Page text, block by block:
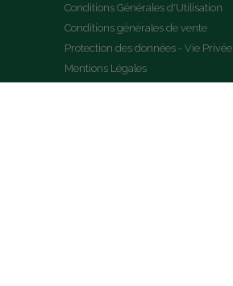
Conditions Générales d'Utilisation
Conditions générales de vente
Protection des données - Vie Privée
Mentions Légales